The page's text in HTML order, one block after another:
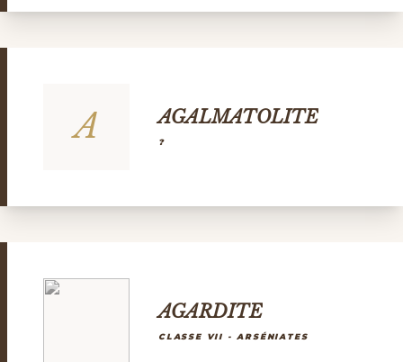
A AGALMATOLITE
?
AGARDITE
CLASSE VII - ARSÉNIATES